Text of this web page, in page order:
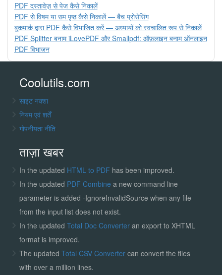
PDF दस्तावेज़ से पेज कैसे निकालें
PDF से विषम या सम पृष्ठ कैसे निकालें — बैच प्रोसेसिंग
बुकमार्क द्वारा PDF कैसे विभाजित करें — अध्यायों को स्वचालित रूप से निकालें
PDF Splitter बनाम iLovePDF और Smallpdf: ऑफ़लाइन बनाम ऑनलाइन
PDF विभाजन
Coolutils.com
साइट नक्शा
नियम एवं शर्तें
गोपनीयता नीति
ताज़ा खबर
In the updated HTML to PDF has been improved.
In the updated PDF Combine a new command line
parameter is added -IgnoreInvalidSource when any file
from the input list does not exist.
In the updated Total Doc Converter an export to XHTML
format is improved.
The updated Total CSV Convertercan convert the files
with over a million lines.